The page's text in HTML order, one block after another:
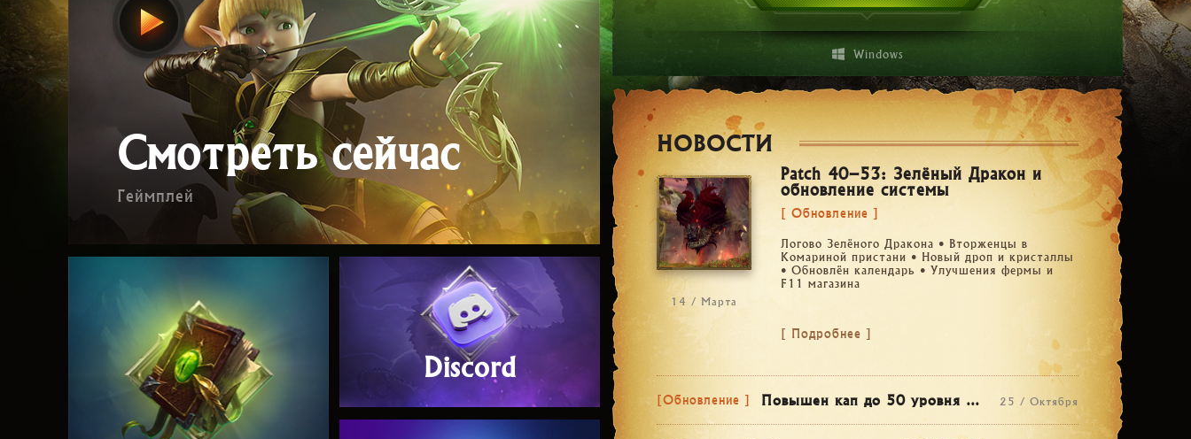
Смотреть сейчас
Геймплей
Discord
Windows
НОВОСТИ
14 / Марта
Patch 40–53: Зелёный Дракон и
обновление системы
[ Обновление ]
Логово Зелёного Дракона • Вторженцы в
Комариной пристани • Новый дроп и кристаллы
• Обновлён календарь • Улучшения фермы и
F11 магазина
[ Подробнее ]
[Обновление ] Повышен кап до 50 уровня • Введён класс Кали • Переход на 64-bit клиент • Хэллоуинские ивенты и костюмы 25 / Октября